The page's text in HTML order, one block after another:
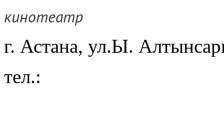
кинотеатр
г. Астана, ул.Ы.
тел.: